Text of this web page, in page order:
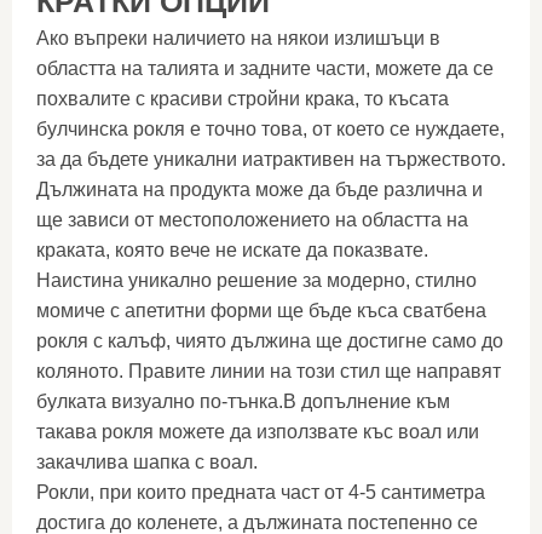
Ако въпреки наличието на някои излишъци в
областта на талията и задните части, можете да се
похвалите с красиви стройни крака, то късата
булчинска рокля е точно това, от което се нуждаете,
за да бъдете уникални иатрактивен на тържеството.
Дължината на продукта може да бъде различна и
ще зависи от местоположението на областта на
краката, която вече не искате да показвате.
Наистина уникално решение за модерно, стилно
момиче с апетитни форми ще бъде къса сватбена
рокля с калъф, чиято дължина ще достигне само до
коляното. Правите линии на този стил ще направят
булката визуално по-тънка.В допълнение към
такава рокля можете да използвате къс воал или
закачлива шапка с воал.
Рокли, при които предната част от 4-5 сантиметра
достига до коленете, а дължината постепенно се